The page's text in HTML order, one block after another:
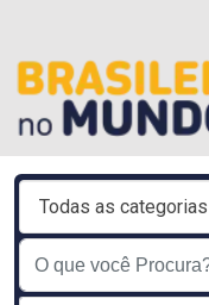
Todas as categorias